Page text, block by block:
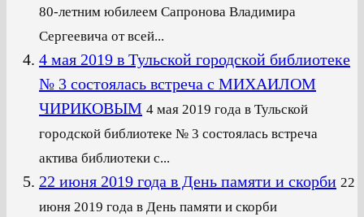
80-летним юбилеем Сапронова Владимира
Сергеевича от всей...
4 мая 2019 в Тульской городской библиотеке
№ 3 состоялась встреча с МИХАИЛОМ
ЧИРИКОВЫМ 4 мая 2019 года в Тульской
городской библиотеке № 3 состоялась встреча
актива библиотеки с...
22 июня 2019 года в День памяти и скорби 22
июня 2019 года в День памяти и скорби